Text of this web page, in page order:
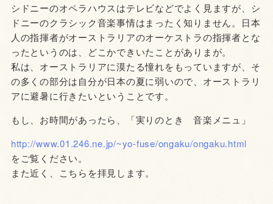
シドニーのオペラハウスはテレビなどでよく見ますが、シ
ドニーのクラシック音楽事情はまったく知りません。日本
人の指揮者がオーストラリアのオーケストラの指揮者とな
ったというのは、どこかできいたことがありまが。
私は、オーストラリアに漠たる憧れをもっていますが、そ
の多くの部分は自分が日本の夏に弱いので、オーストラリ
アに避暑に行きたいということです。
もし、お時間があったら、「実りのとき 音楽メニュ」
http://www.01.246.ne.jp/~yo-fuse/ongaku/ongaku.html
をご覧ください。
また近く、こちらを拝見します。